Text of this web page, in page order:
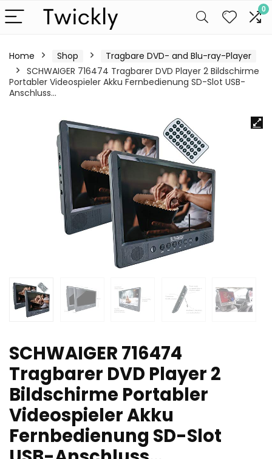
0
Home Shop
Tragbare DVD- and Blu-ray-Player
SCHWAIGER 716474 Tragbarer DVD Player 2 Bildschirme
Portabler Videospieler Akku Fernbedienung SD-Slot USB-
Anschluss…
SCHWAIGER 716474
Tragbarer DVD Player 2
Bildschirme Portabler
Videospieler Akku
Fernbedienung SD-Slot